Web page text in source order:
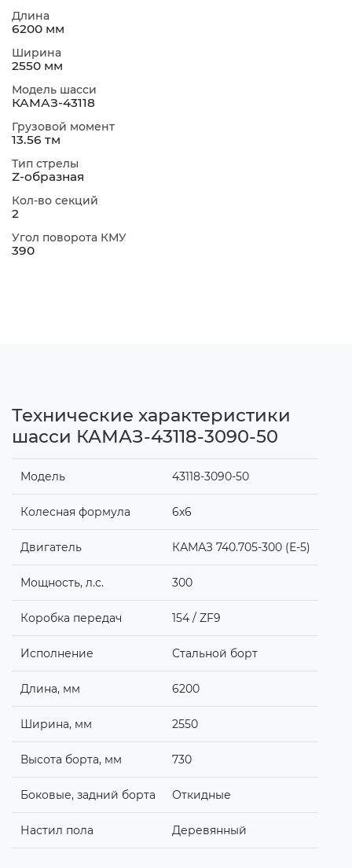
Длина
6200 мм
Ширина
2550 мм
Модель шасси
КАМАЗ-43118
Грузовой момент
13.56 тм
Тип стрелы
Z-образная
Кол-во секций
2
Угол поворота КМУ
390
Технические характеристики
шасси КАМАЗ-43118-3090-50
Модель 43118-3090-50
Колесная формула 6x6
Двигатель КАМАЗ 740.705-300 (Е-5)
Мощность, л.с. 300
Коробка передач 154 / ZF9
Исполнение Стальной борт
Длина, мм 6200
Ширина, мм 2550
Высота борта, мм 730
Боковые, задний борта Откидные
Настил пола Деревянный